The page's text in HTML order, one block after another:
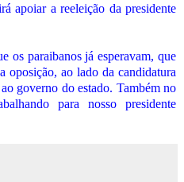
apoiar a reeleição da presidente
os paraibanos já esperavam, que
oposição, ao lado da candidatura
governo do estado. Também no
para nosso presidente